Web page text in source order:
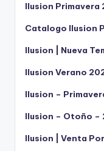
Ilusion Primavera
Catalogo Ilusion
Ilusion | Nueva
Ilusion Verano
Ilusion –
Ilusion – Otoño –
Ilusion | Venta